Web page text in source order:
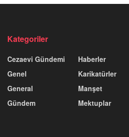
Kategoriler
Cezaevi Gündemi
Genel
General
Gündem
Haberler
Karikatürler
Manşet
Mektuplar